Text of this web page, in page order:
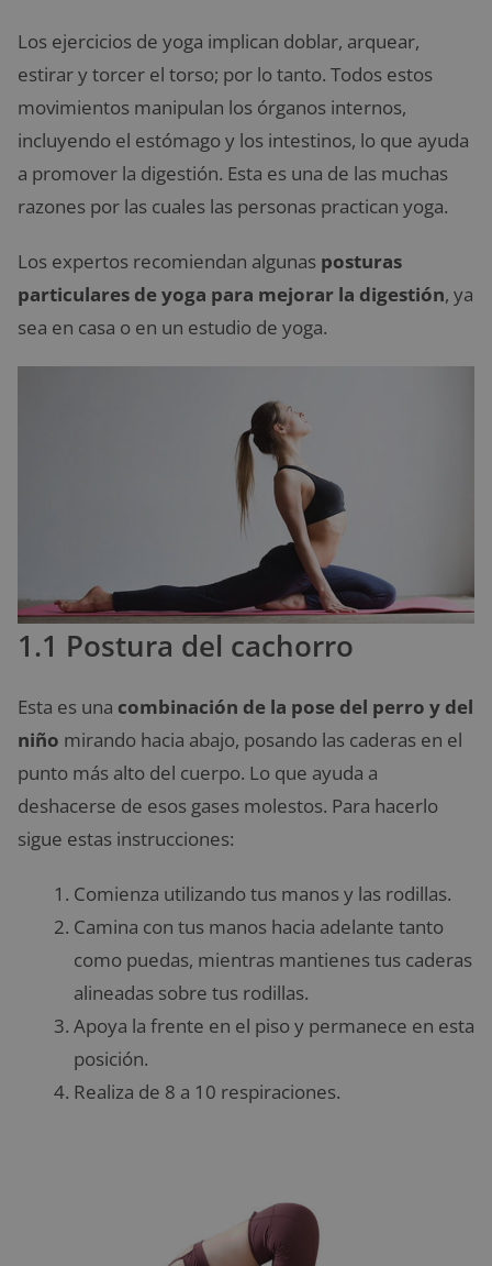
Los ejercicios de yoga implican doblar, arquear,
estirar y torcer el torso; por lo tanto. Todos estos
movimientos manipulan los órganos internos,
incluyendo el estómago y los intestinos, lo que ayuda
a promover la digestión. Esta es una de las muchas
razones por las cuales las personas practican yoga.
Los expertos recomiendan algunas posturas
particulares de yoga para mejorar la digestión, ya
sea en casa o en un estudio de yoga.
1.1 Postura del cachorro
Esta es una combinación de la pose del perro y del
niño mirando hacia abajo, posando las caderas en el
punto más alto del cuerpo. Lo que ayuda a
deshacerse de esos gases molestos. Para hacerlo
sigue estas instrucciones:
Comienza utilizando tus manos y las rodillas.
Camina con tus manos hacia adelante tanto
como puedas, mientras mantienes tus caderas
alineadas sobre tus rodillas.
Apoya la frente en el piso y permanece en esta
posición.
Realiza de 8 a 10 respiraciones.